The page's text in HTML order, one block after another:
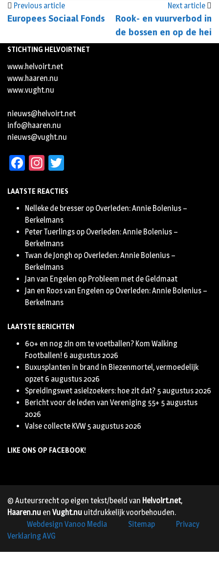
Previous article
Europees Sociaal Fonds
Next article
Rook- en vuurverbod in
de bossen en op de hei
STICHTING HELVOIRTNET
www.helvoirt.net
www.haaren.nu
www.vught.nu
nieuws@helvoirt.net
info@haaren.nu
nieuws@vught.nu
Facebook
Instagram
LAATSTE REACTIES
Nelleke de bresser op Overleden: Annie Bolenius –
Berkelmans
Peter Tuerlings op Overleden: Annie Bolenius –
Berkelmans
Twan de Jongh op Overleden: Annie Bolenius –
Berkelmans
Jan van Engelen op Probleem met de Geldmaat
Jan en Roos van Engelen op Overleden: Annie Bolenius –
Berkelmans
LAATSTE BERICHTEN
60+ en nog zin om te voetballen? Kom Walking
Footballen! 6 augustus 2026
Buxusplanten in brand in Biezenmortel, vermoedelijk
opzet 6 augustus 2026
Spreidingswet asielzoekers: hoe zit dat? 5 augustus 2026
Bericht voor de leden van Vereniging 55+ 5 augustus
2026
Valse collecte KVW 5 augustus 2026
LIKE ONS OP FACEBOOK!
© Auteursrecht op eigen tekst/beeld van Helvoirt.net,
Haaren.nu en Vught.nu uitdrukkelijk voorbehouden.
Webdesign Vanoo Media
Sitemap
Privacy
Verklaring AVG